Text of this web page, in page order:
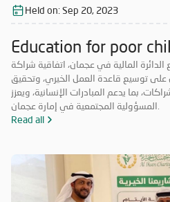
Held on:Sep 20, 2023
Education for poor
المالية في عجمان، اتفاقية شراكة
على توسيع قاعدة العمل الخيري، وتحقيق
بما يدعم المبادرات الإنسانية، ويعزز
Read all